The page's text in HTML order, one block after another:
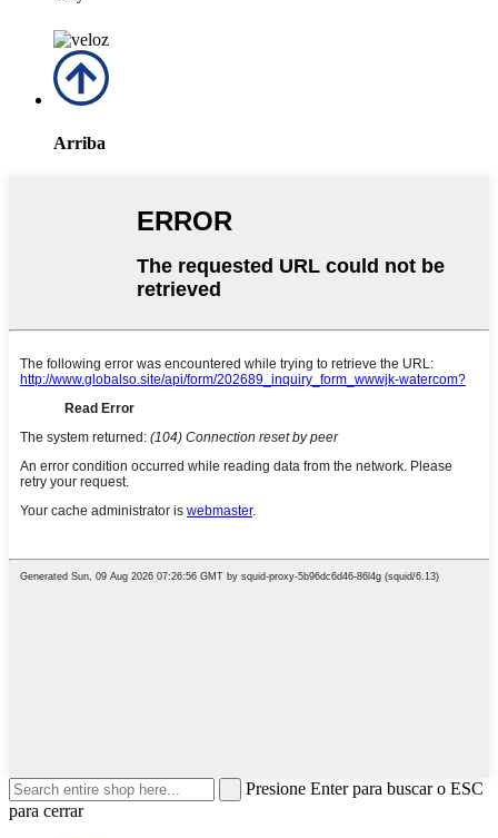
Arriba
Presione Enter para buscar o ESC
para cerrar